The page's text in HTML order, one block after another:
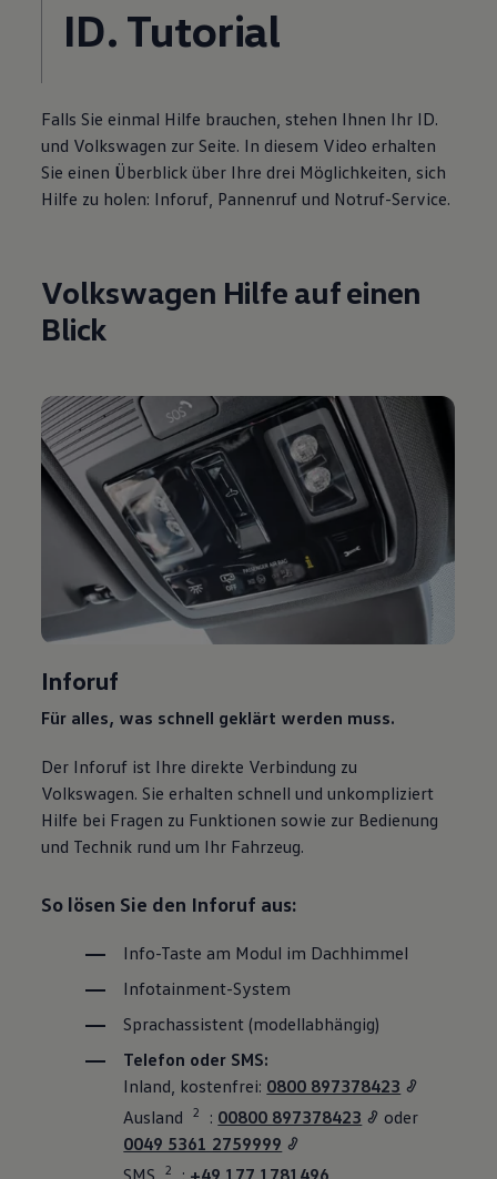
ID. Tutorial
Falls Sie einmal Hilfe brauchen, stehen Ihnen Ihr ID.
und Volkswagen zur Seite. In diesem Video erhalten
Sie einen Überblick über Ihre drei Möglichkeiten, sich
Hilfe zu holen: Inforuf, Pannenruf und Notruf-Service.
Volkswagen Hilfe auf einen
Blick
Inforuf
Für alles, was schnell geklärt werden muss.
Der Inforuf ist Ihre direkte Verbindung zu
Volkswagen. Sie erhalten schnell und unkompliziert
Hilfe bei Fragen zu Funktionen sowie zur Bedienung
und Technik rund um Ihr Fahrzeug.
So lösen Sie den Inforuf aus:
Info-Taste am Modul im Dachhimmel
Infotainment-System
Sprachassistent (modellabhängig)
Telefon oder SMS:
Inland, kostenfrei: 0800 897378423
Ausland
2 :⁠ 00800 897378423
oder
0049 5361 2759999
2